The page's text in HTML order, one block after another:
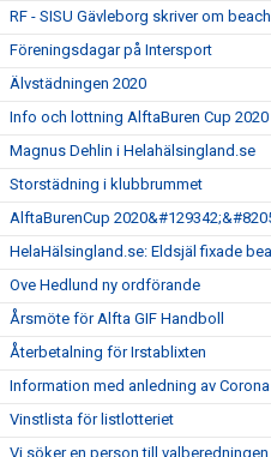
RF - SISU Gävleborg skriver om
Föreningsdagar på Intersport
Älvstädningen 2020
Info och lottning AlftaBuren Cup 2020
Magnus Dehlin i Helahälsingland.se
Storstädning i klubbrummet
AlftaBurenCup
HelaHälsingland.se: Eldsjäl fixade
Ove Hedlund ny ordförande
Årsmöte för Alfta GIF Handboll
Återbetalning för Irstablixten
Information med anledning av Corona
Vinstlista för listlotteriet
Vi söker en person till valberedningen